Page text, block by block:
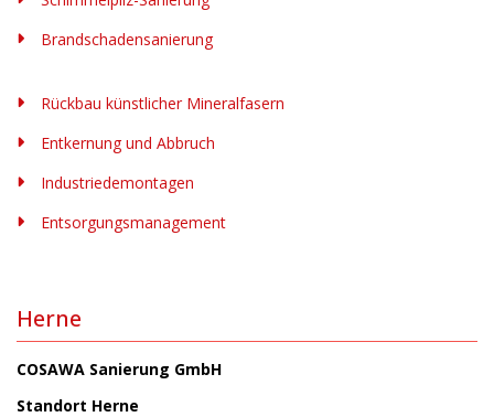
Brandschadensanierung
Rückbau künstlicher Mineralfasern
Entkernung und Abbruch
Industriedemontagen
Entsorgungsmanagement
Herne
COSAWA Sanierung GmbH
Standort Herne